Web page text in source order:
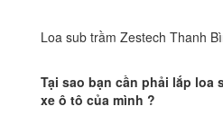
Loa sub trầm Zestech Thanh
Tại sao bạn cần phải lắp loa
xe ô tô của mình ?